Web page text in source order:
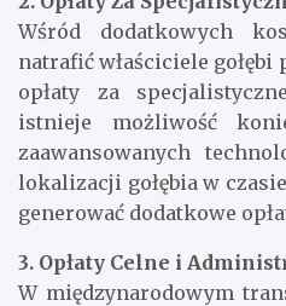
Wśród dodatkowych
natrafić właściciele
opłaty za
istnieje możliwość
zaawansowanych
lokalizacji gołębia w
generować dodatkowe
3. Opłaty Celne i
W międzynarodowym